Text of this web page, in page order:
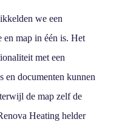
we een
en map in één is. Het
met een
en documenten kunnen
de map zelf de
Heating helder